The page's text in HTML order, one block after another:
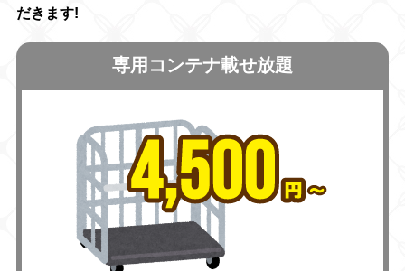
だきます!
専用コンテナ載せ放題